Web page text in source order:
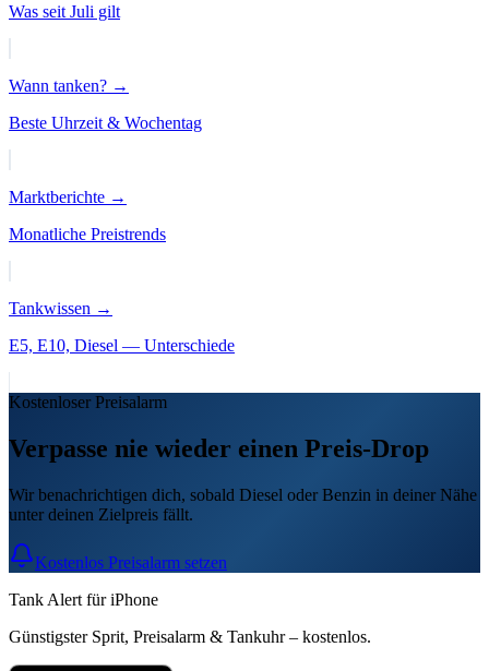
Was seit Juli gilt
Wann tanken? →
Beste Uhrzeit & Wochentag
Marktberichte →
Monatliche Preistrends
Tankwissen →
E5, E10, Diesel — Unterschiede
Kostenloser Preisalarm
Verpasse nie wieder einen Preis-Drop
Wir benachrichtigen dich, sobald Diesel oder Benzin in deiner Nähe
unter deinen Zielpreis fällt.
Kostenlos Preisalarm setzen
Tank Alert für iPhone
Günstigster Sprit, Preisalarm & Tankuhr – kostenlos.